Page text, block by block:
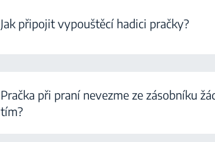
Jak připojit vypouštěcí hadici pračky?
Pračka při praní nevezme ze zásobníku
tím?